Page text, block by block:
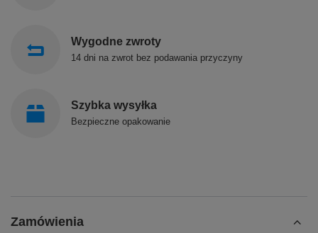
Wygodne zwroty
14 dni na zwrot bez podawania przyczyny
Szybka wysyłka
Bezpieczne opakowanie
Zamówienia